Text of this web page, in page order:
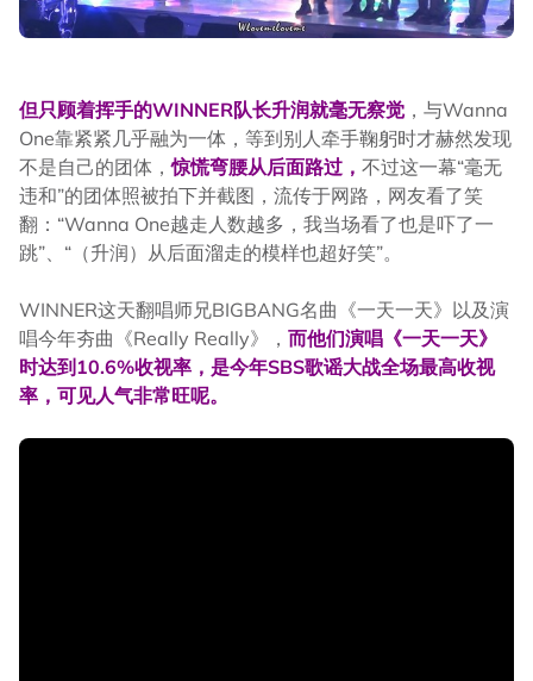
但只顾着挥手的WINNER队长升润就毫无察觉，与Wanna
One靠紧紧几乎融为一体，等到别人牵手鞠躬时才赫然发现
不是自己的团体，惊慌弯腰从后面路过， 不过这一幕“毫无
违和”的团体照被拍下并截图，流传于网路，网友看了笑
翻：“Wanna One越走人数越多，我当场看了也是吓了一
跳”、“（升润）从后面溜走的模样也超好笑”。
WINNER这天翻唱师兄BIGBANG名曲《一天一天》以及演
唱今年夯曲《Really Really》， 而他们演唱《一天一天》
时达到10.6%收视率，是今年SBS歌谣大战全场最高收视
率，可见人气非常旺呢。